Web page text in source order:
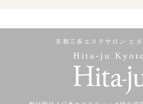
京都三条エステサロン ヒタ
Hita-ju Kyoto